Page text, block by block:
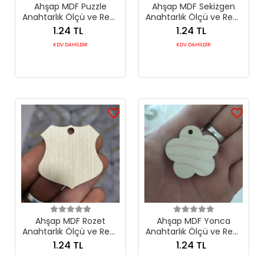
Ahşap MDF Puzzle
Anahtarlık Ölçü ve Renk
Seçimli
1.24 TL
KDV DAHİLDİR
Ahşap MDF Sekizgen
Anahtarlık Ölçü ve Renk
Seçimli
1.24 TL
KDV DAHİLDİR
Ahşap MDF Rozet
Anahtarlık Ölçü ve Renk
Seçimli
1.24 TL
Ahşap MDF Yonca
Anahtarlık Ölçü ve Renk
Seçimli
1.24 TL